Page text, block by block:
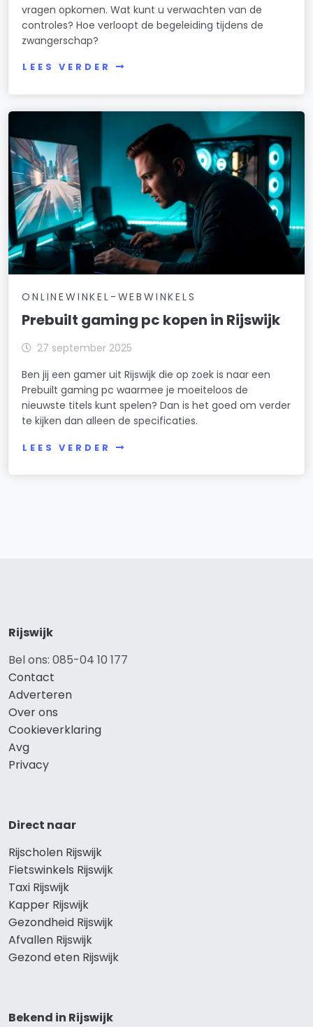
vragen opkomen. Wat kunt u verwachten van de
controles? Hoe verloopt de begeleiding tijdens de
zwangerschap?
LEES VERDER
ONLINEWINKEL-WEBWINKELS
Prebuilt gaming pc kopen in Rijswijk
27 september 2025
Ben jij een gamer uit Rijswijk die op zoek is naar een
Prebuilt gaming pc waarmee je moeiteloos de
nieuwste titels kunt spelen? Dan is het goed om verder
te kijken dan alleen de specificaties.
LEES VERDER
Rijswijk
Bel ons: 085-04 10 177
Contact
Adverteren
Over ons
Cookieverklaring
Avg
Privacy
Direct naar
Rijscholen Rijswijk
Fietswinkels Rijswijk
Taxi Rijswijk
Kapper Rijswijk
Gezondheid Rijswijk
Afvallen Rijswijk
Gezond eten Rijswijk
Bekend in Rijswijk